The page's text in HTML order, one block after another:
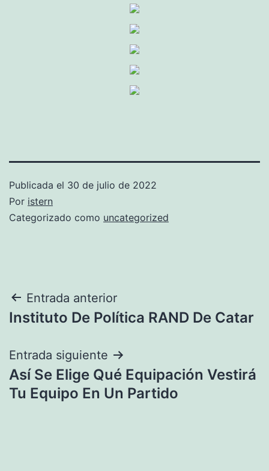
Publicada el 30 de julio de 2022
Por istern
Categorizado como uncategorized
Navegación
de
entradas
Entrada anterior
Instituto De Política RAND De Catar
Entrada siguiente
Así Se Elige Qué Equipación Vestirá
Tu Equipo En Un Partido